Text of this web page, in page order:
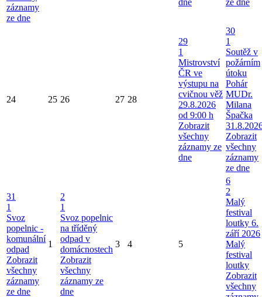
záznamy
ze dne
dne ze dne
24 25 26 27 28
29
1
Mistrovství
ČR ve
výstupu na
cvičnou věž
29.8.2026
od 9:00 h
Zobrazit
všechny
záznamy ze
dne
30
1
Soutěž v
požárním
útoku
Pohár
MUDr.
Milana
Špačka
Zobrazit
všechny
záznamy
ze dne
31
1
Svoz
popelnic -
komunální
odpad
Zobrazit
všechny
záznamy
ze dne
1
2
1
Svoz popelnic
na tříděný
odpad v
domácnostech
Zobrazit
všechny
záznamy ze
dne
3 4 5
6
2
Malý
festival
loutky 6.
září 2026
Malý
festival
loutky
Zobrazit
všechny